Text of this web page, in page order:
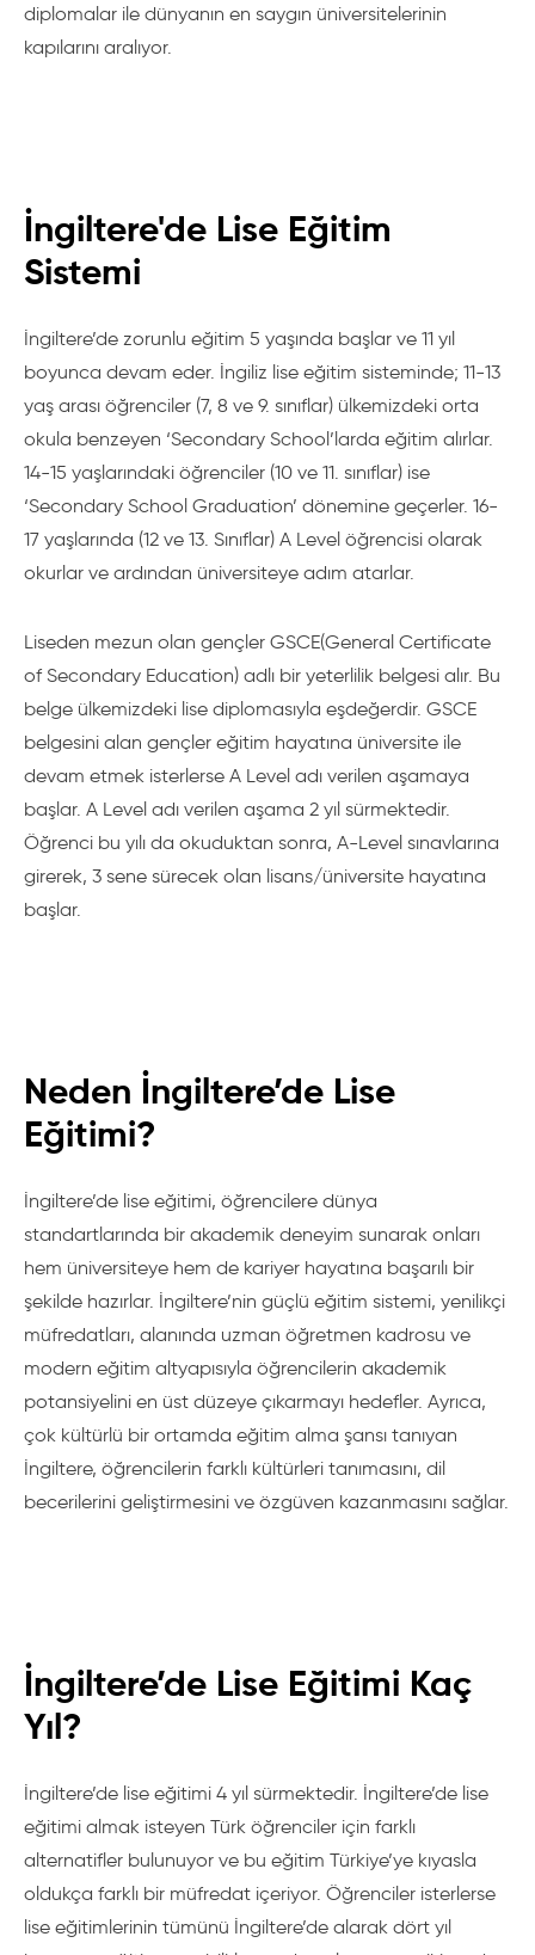
diplomalar ile dünyanın en saygın üniversitelerinin
kapılarını aralıyor.
İngiltere'de Lise Eğitim
Sistemi
İngiltere’de zorunlu eğitim 5 yaşında başlar ve 11 yıl
boyunca devam eder. İngiliz lise eğitim sisteminde; 11-13
yaş arası öğrenciler (7, 8 ve 9. sınıflar) ülkemizdeki orta
okula benzeyen ‘Secondary School’larda eğitim alırlar.
14-15 yaşlarındaki öğrenciler (10 ve 11. sınıflar) ise
‘Secondary School Graduation’ dönemine geçerler. 16-
17 yaşlarında (12 ve 13. Sınıflar) A Level öğrencisi olarak
okurlar ve ardından üniversiteye adım atarlar.
Liseden mezun olan gençler GSCE(General Certificate
of Secondary Education) adlı bir yeterlilik belgesi alır. Bu
belge ülkemizdeki lise diplomasıyla eşdeğerdir. GSCE
belgesini alan gençler eğitim hayatına üniversite ile
devam etmek isterlerse A Level adı verilen aşamaya
başlar. A Level adı verilen aşama 2 yıl sürmektedir.
Öğrenci bu yılı da okuduktan sonra, A-Level sınavlarına
girerek, 3 sene sürecek olan lisans/üniversite hayatına
başlar.
Neden İngiltere’de Lise
Eğitimi?
İngiltere’de lise eğitimi, öğrencilere dünya
standartlarında bir akademik deneyim sunarak onları
hem üniversiteye hem de kariyer hayatına başarılı bir
şekilde hazırlar. İngiltere’nin güçlü eğitim sistemi, yenilikçi
müfredatları, alanında uzman öğretmen kadrosu ve
modern eğitim altyapısıyla öğrencilerin akademik
potansiyelini en üst düzeye çıkarmayı hedefler. Ayrıca,
çok kültürlü bir ortamda eğitim alma şansı tanıyan
İngiltere, öğrencilerin farklı kültürleri tanımasını, dil
becerilerini geliştirmesini ve özgüven kazanmasını sağlar.
İngiltere’de Lise Eğitimi Kaç
Yıl?
İngiltere’de lise eğitimi 4 yıl sürmektedir. İngiltere’de lise
eğitimi almak isteyen Türk öğrenciler için farklı
alternatifler bulunuyor ve bu eğitim Türkiye’ye kıyasla
oldukça farklı bir müfredat içeriyor. Öğrenciler isterlerse
lise eğitimlerinin tümünü İngiltere’de alarak dört yıl